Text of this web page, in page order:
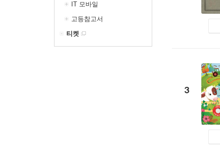
IT 모바일
고등참고서
티켓
3